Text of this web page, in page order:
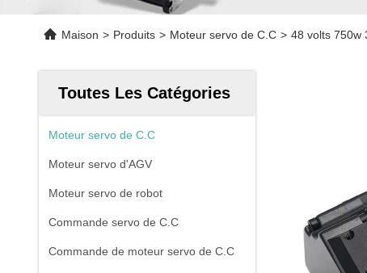
Maison > Produits > Moteur servo de C.C > 48 volts 750w
Toutes Les Catégories
Moteur servo de C.C
Moteur servo d'AGV
Moteur servo de robot
Commande servo de C.C
Commande de moteur servo de C.C